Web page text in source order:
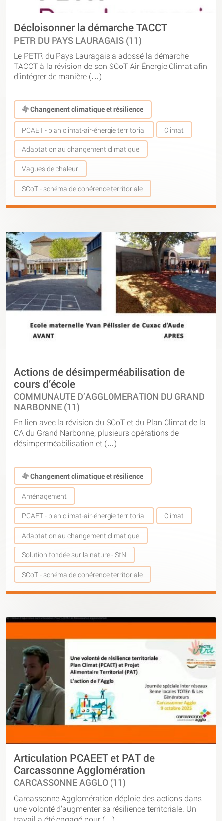
Décloisonner la démarche TACCT
PETR DU PAYS LAURAGAIS (11)
Le PETR du Pays Lauragais a adossé la démarche
TACCT à la révision de son SCoT Air Énergie Climat afin
d’intégrer de manière (…)
Changement climatique et résilience
PCAET - plan climat-air-énergie territorial Climat
Adaptation au changement climatique
Vagues de chaleur
SCoT - schéma de cohérence territoriale
Actions de désimperméabilisation de
cours d’école
COMMUNAUTE D’AGGLOMERATION DU GRAND
NARBONNE (11)
En lien avec la révision du SCoT et du Plan Climat de la
CA du Grand Narbonne, plusieurs opérations de
désimperméabilisation et (…)
Changement climatique et résilience
Aménagement
PCAET - plan climat-air-énergie territorial Climat
Adaptation au changement climatique
Solution fondée sur la nature - SfN
SCoT - schéma de cohérence territoriale
Articulation PCAEET et PAT de
Carcassonne Agglomération
CARCASSONNE AGGLO (11)
Carcassonne Agglomération déploie des actions dans
une volonté d’augmenter sa résilience territoriale. Un
travail a été engagé pour (…)